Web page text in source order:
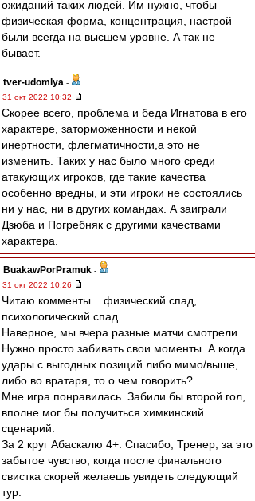
ожиданий таких людей. Им нужно, чтобы
физическая форма, концентрация, настрой
были всегда на высшем уровне. А так не
бывает.
tver-udomlya -
31 окт 2022 10:32
Скорее всего, проблема и беда Игнатова в его
характере, заторможенности и некой
инертности, флегматичности,а это не
изменить. Таких у нас было много среди
атакующих игроков, где такие качества
особенно вредны, и эти игроки не состоялись
ни у нас, ни в других командах. А заиграли
Дзюба и Погребняк с другими качествами
характера.
BuakawPorPramuk -
31 окт 2022 10:26
Читаю комменты... физический спад,
психологический спад...
Наверное, мы вчера разные матчи смотрели.
Нужно просто забивать свои моменты. А когда
удары с выгодных позиций либо мимо/выше,
либо во вратаря, то о чем говорить?
Мне игра понравилась. Забили бы второй гол,
вполне мог бы получиться химкинский
сценарий.
За 2 круг Абаскалю 4+. Спасибо, Тренер, за это
забытое чувство, когда после финального
свистка скорей желаешь увидеть следующий
тур.